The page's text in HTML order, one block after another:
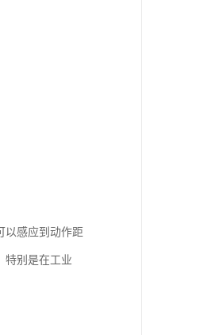
以感应到动作距
特别是在工业